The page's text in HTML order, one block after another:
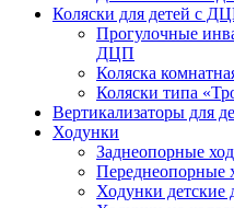
Коляски для детей с
Прогулочные
ДЦП
Коляска
Коляски типа
Вертикализаторы для
Ходунки
Заднеопорные
Переднеопорные
Ходунки детские